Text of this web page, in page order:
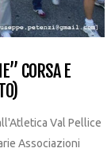
CORSA E
Val Pellice
Associazioni